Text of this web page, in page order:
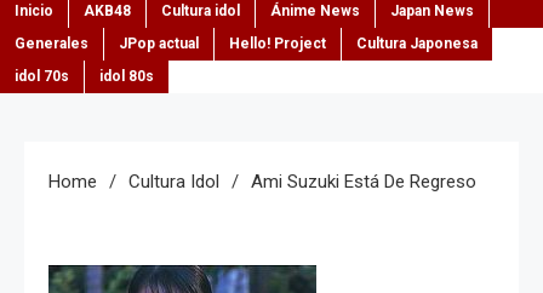
Inicio AKB48 Cultura idol Ánime News
Japan News
Generales
JPop actual Hello! Project
Cultura Japonesa
idol 70s
idol 80s
Home Cultura Idol Ami Suzuki Está De Regreso